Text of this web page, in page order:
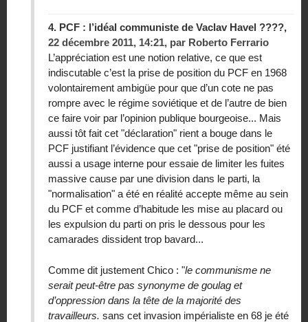
4. PCF : l’idéal communiste de Vaclav Havel ????,
22 décembre 2011, 14:21, par Roberto Ferrario
L’appréciation est une notion relative, ce que est
indiscutable c’est la prise de position du PCF en 1968
volontairement ambigüe pour que d’un cote ne pas
rompre avec le régime soviétique et de l’autre de bien
ce faire voir par l’opinion publique bourgeoise... Mais
aussi tôt fait cet "déclaration" rient a bouge dans le
PCF justifiant l’évidence que cet "prise de position" été
aussi a usage interne pour essaie de limiter les fuites
massive cause par une division dans le parti, la
"normalisation" a été en réalité accepte même au sein
du PCF et comme d’habitude les mise au placard ou
les expulsion du parti on pris le dessous pour les
camarades dissident trop bavard...
Comme dit justement Chico : "le communisme ne
serait peut-être pas synonyme de goulag et
d’oppression dans la tête de la majorité des
travailleurs. sans cet invasion impérialiste en 68 je été